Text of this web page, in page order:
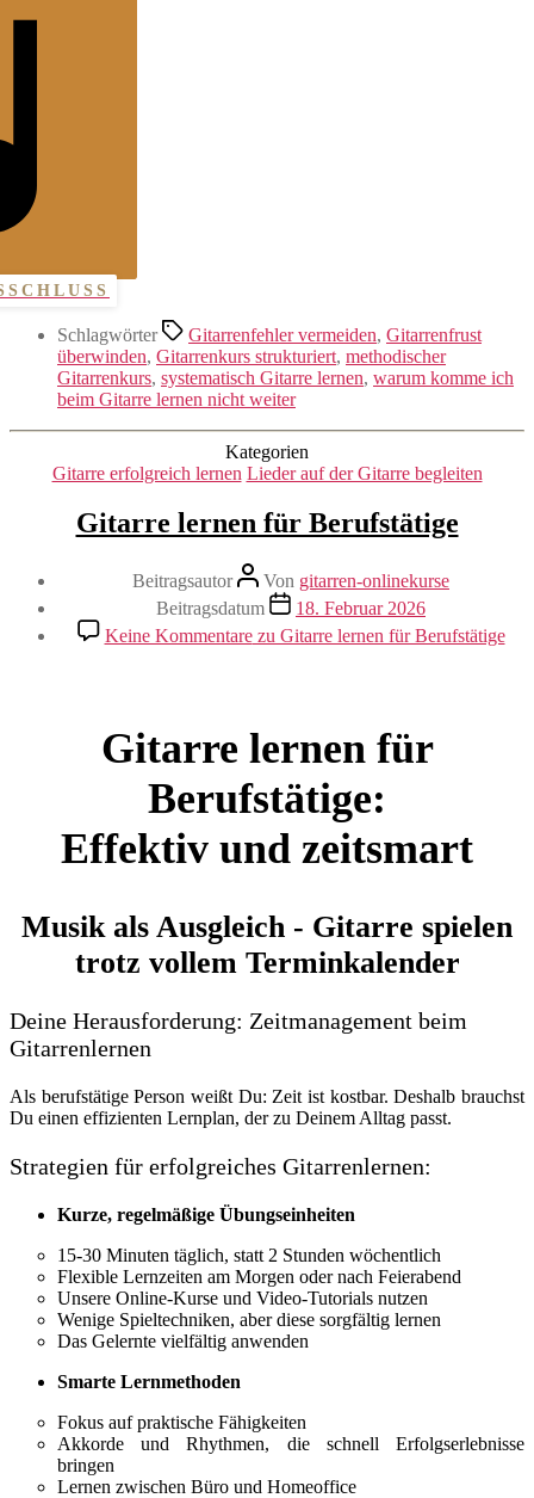
Schlagwörter Gitarrenfehler vermeiden, Gitarrenfrust
überwinden, Gitarrenkurs strukturiert, methodischer
Gitarrenkurs, systematisch Gitarre lernen, warum komme ich
beim Gitarre lernen nicht weiter
Kategorien
Gitarre erfolgreich lernen Lieder auf der Gitarre begleiten
Gitarre lernen für Berufstätige
Beitragsautor Von gitarren-onlinekurse
Beitragsdatum
18. Februar 2026
Keine Kommentarezu Gitarre lernen für Berufstätige
Gitarre lernen für
Berufstätige:
Effektiv und zeitsmart
Musik als Ausgleich - Gitarre spielen
trotz vollem Terminkalender
Deine Herausforderung: Zeitmanagement beim
Gitarrenlernen
Als berufstätige Person weißt Du: Zeit ist kostbar. Deshalb brauchst
Du einen effizienten Lernplan, der zu Deinem Alltag passt.
Strategien für erfolgreiches Gitarrenlernen:
Kurze, regelmäßige Übungseinheiten
15-30 Minuten täglich, statt 2 Stunden wöchentlich
Flexible Lernzeiten am Morgen oder nach Feierabend
Unsere Online-Kurse und Video-Tutorials nutzen
Wenige Spieltechniken, aber diese sorgfältig lernen
Das Gelernte vielfältig anwenden
Smarte Lernmethoden
Fokus auf praktische Fähigkeiten
Akkorde und Rhythmen, die schnell Erfolgserlebnisse
bringen
Lernen zwischen Büro und Homeoffice